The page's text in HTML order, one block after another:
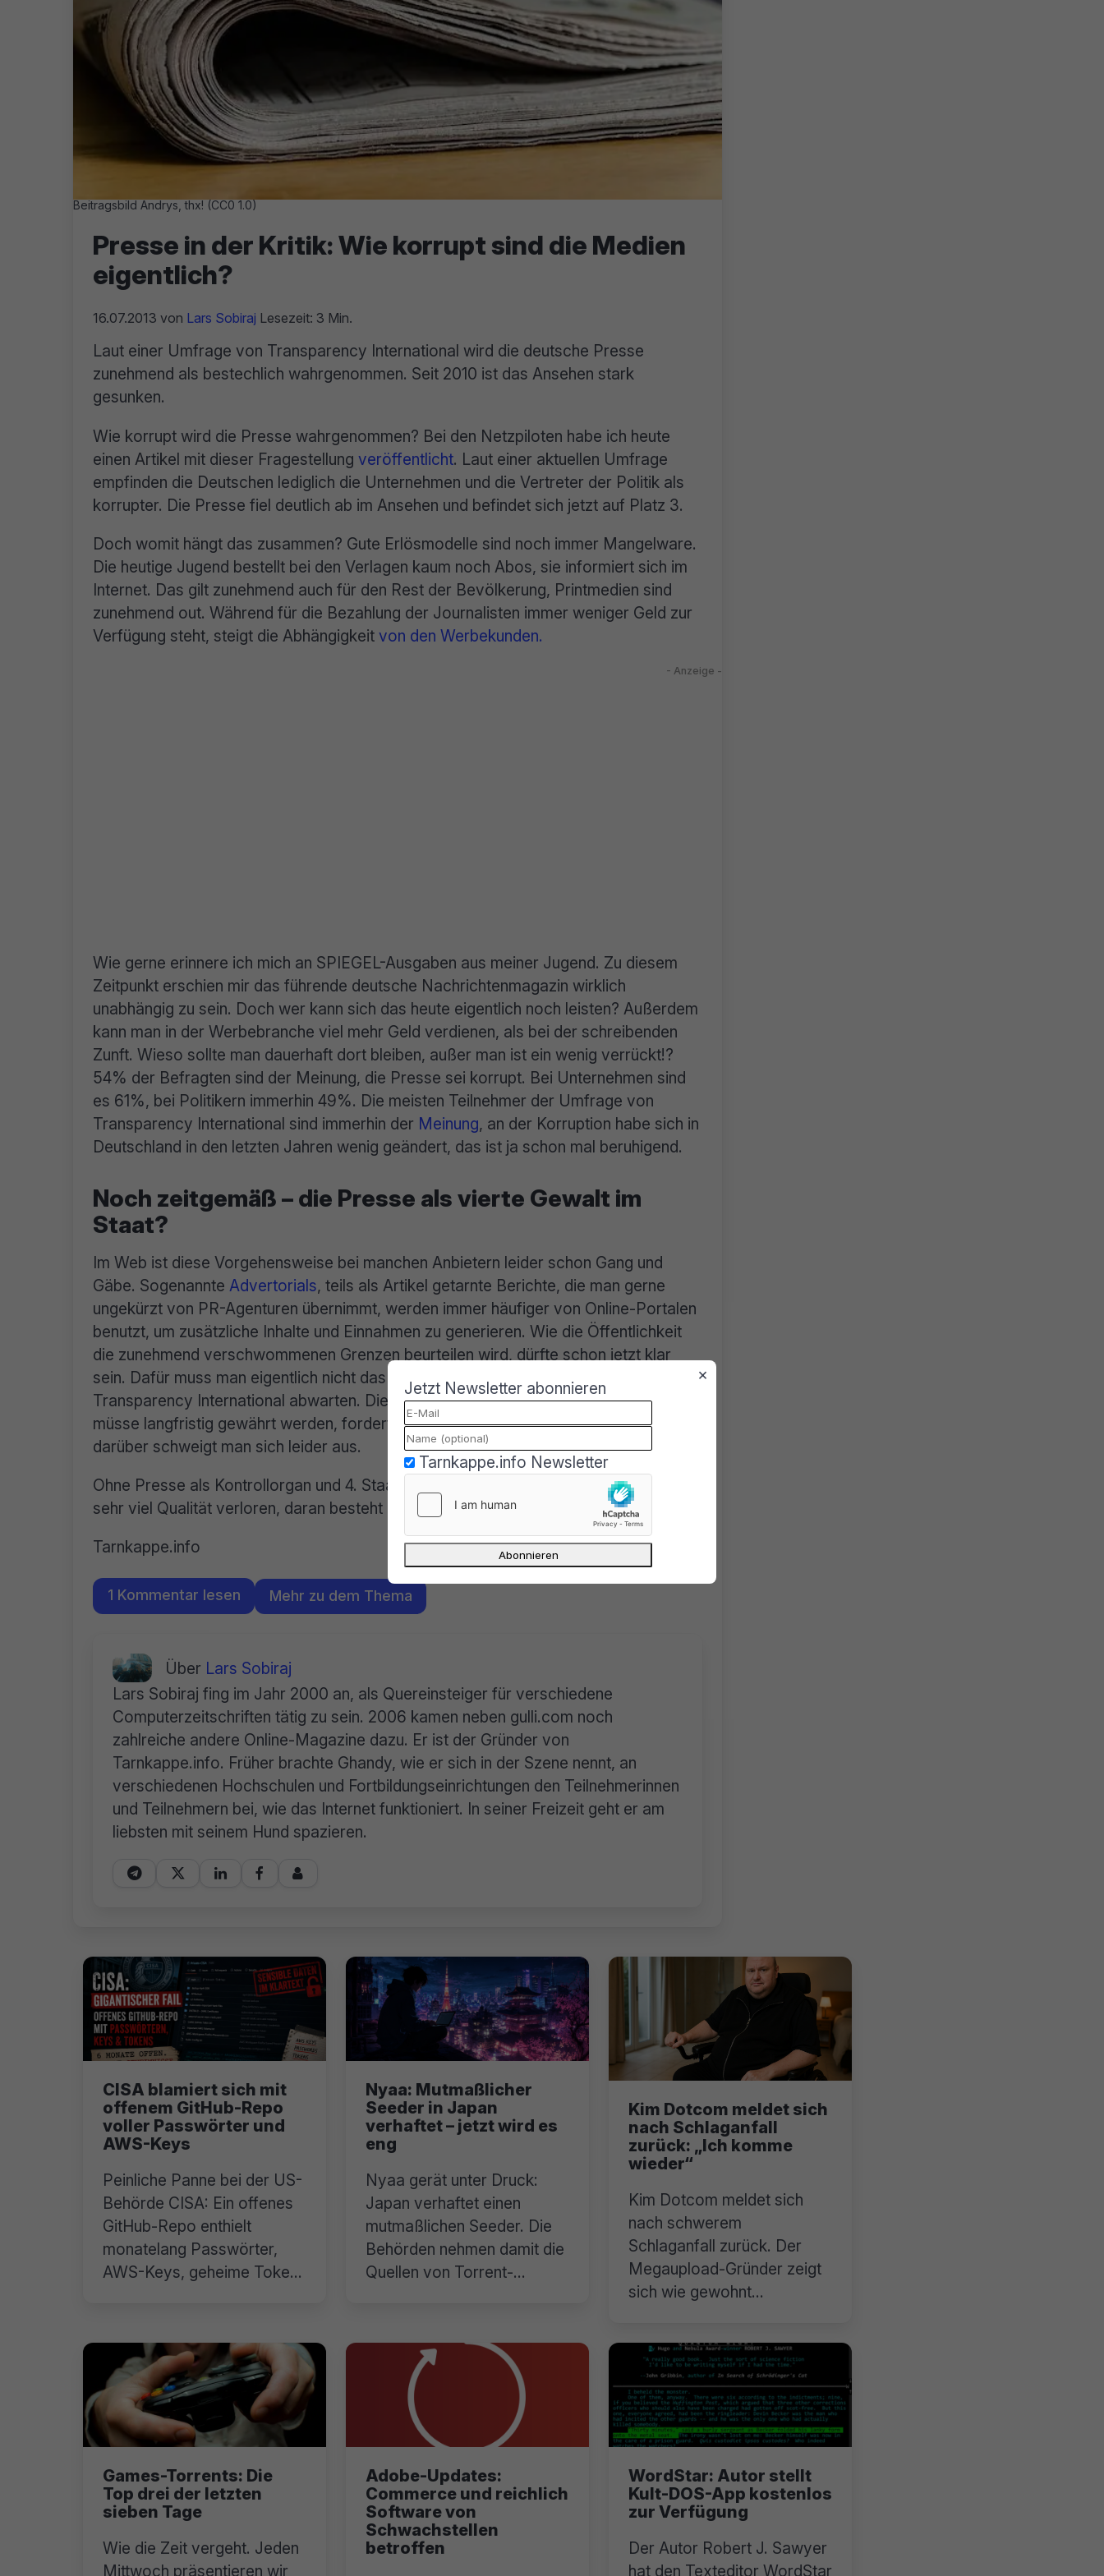
Beitragsbild Andrys, thx! (CC0 1.0)
Presse in der Kritik: Wie korrupt sind die Medien
eigentlich?
16.07.2013 von Lars Sobiraj Lesezeit: 3 Min.
Laut einer Umfrage von Transparency International wird die deutsche Presse
zunehmend als bestechlich wahrgenommen. Seit 2010 ist das Ansehen stark
gesunken.
Wie korrupt wird die Presse wahrgenommen? Bei den Netzpiloten habe ich heute
einen Artikel mit dieser Fragestellung veröffentlicht. Laut einer aktuellen Umfrage
empfinden die Deutschen lediglich die Unternehmen und die Vertreter der Politik als
korrupter. Die Presse fiel deutlich ab im Ansehen und befindet sich jetzt auf Platz 3.
Doch womit hängt das zusammen? Gute Erlösmodelle sind noch immer Mangelware.
Die heutige Jugend bestellt bei den Verlagen kaum noch Abos, sie informiert sich im
Internet. Das gilt zunehmend auch für den Rest der Bevölkerung, Printmedien sind
zunehmend out. Während für die Bezahlung der Journalisten immer weniger Geld zur
Verfügung steht, steigt die Abhängigkeit von den Werbekunden.
Wie gerne erinnere ich mich an SPIEGEL-Ausgaben aus meiner Jugend. Zu diesem
Zeitpunkt erschien mir das führende deutsche Nachrichtenmagazin wirklich
unabhängig zu sein. Doch wer kann sich das heute eigentlich noch leisten? Außerdem
kann man in der Werbebranche viel mehr Geld verdienen, als bei der schreibenden
Zunft. Wieso sollte man dauerhaft dort bleiben, außer man ist ein wenig verrückt!?
54% der Befragten sind der Meinung, die Presse sei korrupt. Bei Unternehmen sind
es 61%, bei Politikern immerhin 49%. Die meisten Teilnehmer der Umfrage von
Transparency International sind immerhin der Meinung, an der Korruption habe sich in
Deutschland in den letzten Jahren wenig geändert, das ist ja schon mal beruhigend.
Noch zeitgemäß – die Presse als vierte Gewalt im
Staat?
Im Web ist diese Vorgehensweise bei manchen Anbietern leider schon Gang und
Gäbe. Sogenannte Advertorials, teils als Artikel getarnte Berichte, die man gerne
ungekürzt von PR-Agenturen übernimmt, werden immer häufiger von Online-Portalen
benutzt, um zusätzliche Inhalte und Einnahmen zu generieren. Wie die Öffentlichkeit
die zunehmend verschwommenen Grenzen beurteilen wird, dürfte schon jetzt klar
sein. Dafür muss man eigentlich nicht das nächste Korruptionsbarometer von
Transparency International abwarten. Die Unabhängigkeit und Qualität der Presse
müsse langfristig gewährt werden, fordert man allerorts. Wie dies anzustellen sei,
darüber schweigt man sich leider aus.
Ohne Presse als Kontrollorgan und 4. Staatsgewalt geht jeder Demokratie allerdings
sehr viel Qualität verloren, daran besteht kein Zweifel.
Tarnkappe.info
1 Kommentar lesen Mehr zu dem Thema
Über Lars Sobiraj
Lars Sobiraj fing im Jahr 2000 an, als Quereinsteiger für verschiedene
Computerzeitschriften tätig zu sein. 2006 kamen neben gulli.com noch
zahlreiche andere Online-Magazine dazu. Er ist der Gründer von
Tarnkappe.info. Früher brachte Ghandy, wie er sich in der Szene nennt, an
verschiedenen Hochschulen und Fortbildungseinrichtungen den Teilnehmerinnen
und Teilnehmern bei, wie das Internet funktioniert. In seiner Freizeit geht er am
liebsten mit seinem Hund spazieren.
    
CISA blamiert sich mit
offenem GitHub-Repo
voller Passwörter und
AWS-Keys
Peinliche Panne bei der US-
Behörde CISA: Ein offenes
GitHub-Repo enthielt
monatelang Passwörter,
AWS-Keys, geheime Token
Nyaa: Mutmaßlicher
Seeder in Japan
verhaftet – jetzt wird es
eng
Nyaa gerät unter Druck:
Japan verhaftet einen
mutmaßlichen Seeder. Die
Behörden nehmen damit die
Quellen von Torrent-
Kim Dotcom meldet sich
nach Schlaganfall
zurück: „Ich komme
wieder“
Kim Dotcom meldet sich
nach schwerem
Schlaganfall zurück. Der
Megaupload-Gründer zeigt
sich wie gewohnt
Games-Torrents: Die
Top drei der letzten
sieben Tage
Wie die Zeit vergeht. Jeden
Mittwoch präsentieren wir
Adobe-Updates:
Commerce und reichlich
Software von
Schwachstellen
betroffen
WordStar: Autor stellt
Kult-DOS-App kostenlos
zur Verfügung
Der Autor Robert J. Sawyer
hat den Texteditor WordStar
×
Jetzt Newsletter abonnieren
Tarnkappe.info Newsletter